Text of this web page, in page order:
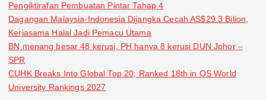
Pengiktirafan Pembuatan Pintar Tahap 4
Dagangan Malaysia-Indonesia Dijangka Cecah AS$29.3 Bilion,
Kerjasama Halal Jadi Pemacu Utama
BN menang besar 48 kerusi, PH hanya 8 kerusi DUN Johor –
SPR
CUHK Breaks Into Global Top 20, Ranked 18th in QS World
University Rankings 2027